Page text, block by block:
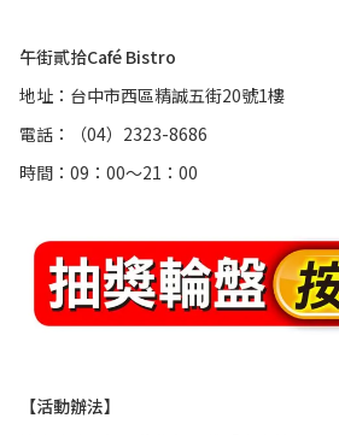
午街貳拾Café Bistro
地址：台中市西區精誠五街20號1樓
電話：（04）2323-8686
時間：09：00～21：00
【活動辦法】